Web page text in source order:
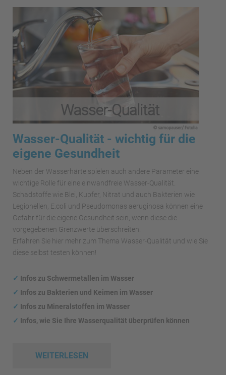
Wasser-Qualität - wichtig für die
eigene Gesundheit
Neben der Wasserhärte spielen auch andere Parameter eine
wichtige Rolle für eine einwandfreie Wasser-Qualität.
Schadstoffe wie Blei, Kupfer, Nitrat und auch Bakterien wie
Legionellen, E.coli und Pseudomonas aeruginosa können eine
Gefahr für die eigene Gesundheit sein, wenn diese die
vorgegebenen Grenzwerte überschreiten.
Erfahren Sie hier mehr zum Thema Wasser-Qualität und wie Sie
diese selbst testen können!
✓ Infos zu Schwermetallen im Wasser
✓ Infos zu Bakterien und Keimen im Wasser
✓ Infos zu Mineralstoffen im Wasser
✓ Infos, wie Sie Ihre Wasserqualität überprüfen können
WEITERLESEN